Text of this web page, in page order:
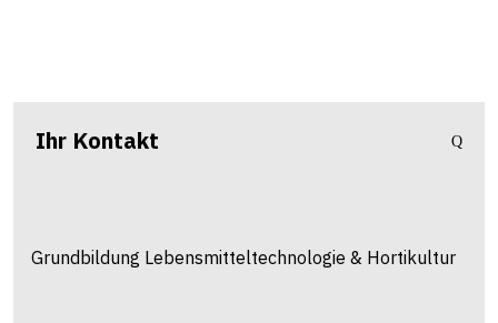
Ihr Kontakt
Grundbildung Lebensmitteltechnologie & Hortikultur